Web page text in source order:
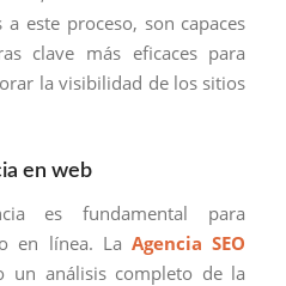
este proceso, son capaces
clave más eficaces para
la visibilidad de los sitios
en web
es fundamental para
en línea. LaAgencia SEO
un análisis completo de la